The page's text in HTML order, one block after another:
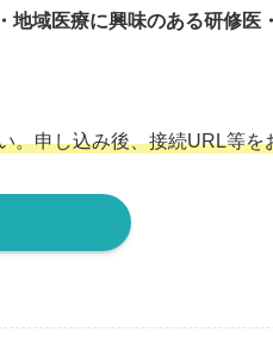
域医療に興味のある研修医
。申し込み後、接続URL等を